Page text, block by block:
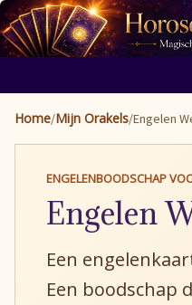
Home/Mijn Orakels/Engelen
ENGELENBOODSCHAP
Engelen
Een
Een boodschap